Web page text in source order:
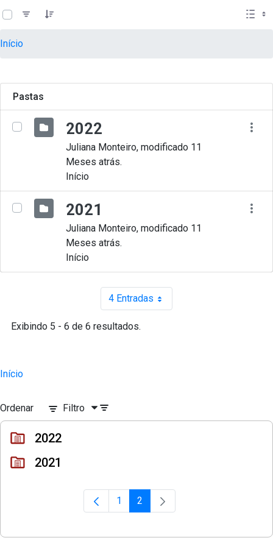
Pular para o Conteúdo principal
teste descricao
Início
Pastas
2022
Juliana Monteiro, modificado 11
Meses atrás.
Início
2021
Juliana Monteiro, modificado 11
Meses atrás.
Início
4 EntradasPor página
Exibindo 5 - 6 de 6 resultados.
Início
Ordenar Filtro
2022
2021
Página
1 Página
2